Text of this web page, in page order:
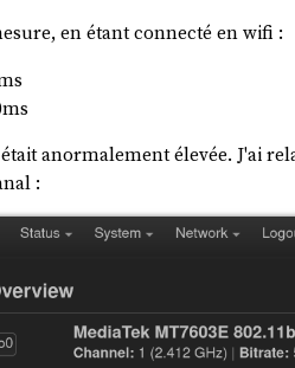
en étant connecté en wifi :
anormalement élevée. J'ai
: